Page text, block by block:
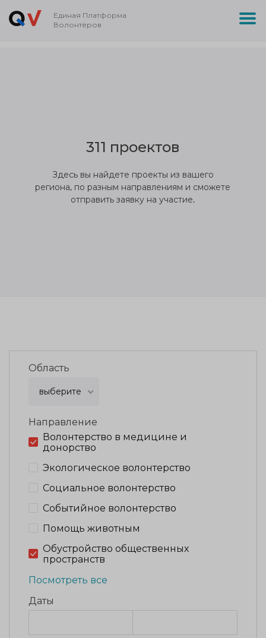
Единая Платформа
Волонтёров
311 проектов
Здесь вы найдете проекты из вашего
региона, по разным направлениям и сможете
отправить заявку на участие.
Область
выберите
Направление
Волонтерство в медицине и
донорство
Экологическое волонтерство
Социальное волонтерство
Событийное волонтерство
Помощь животным
Обустройство общественных
пространств
Посмотреть все
Даты